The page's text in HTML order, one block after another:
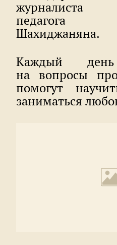
педагога
Шахиджаняна.
Каждый
на вопросы
помогут
заниматься